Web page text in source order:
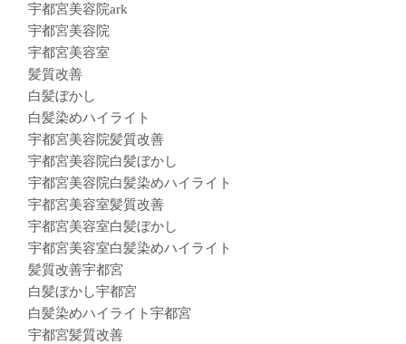
宇都宮美容院ark
宇都宮美容院
宇都宮美容室
髪質改善
白髪ぼかし
白髪染めハイライト
宇都宮美容院髪質改善
宇都宮美容院白髪ぼかし
宇都宮美容院白髪染めハイライト
宇都宮美容室髪質改善
宇都宮美容室白髪ぼかし
宇都宮美容室白髪染めハイライト
髪質改善宇都宮
白髪ぼかし宇都宮
白髪染めハイライト宇都宮
宇都宮髪質改善